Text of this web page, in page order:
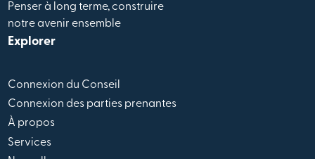
Penser à long terme, construire
notre avenir ensemble
Explorer
Connexion du Conseil
Connexion des parties prenantes
À propos
Services